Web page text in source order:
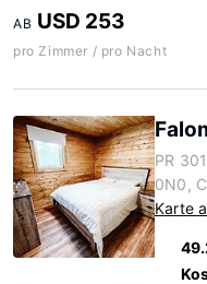
AB USD 253
pro Zimmer / pro Nacht
PR
0N0,
Karte